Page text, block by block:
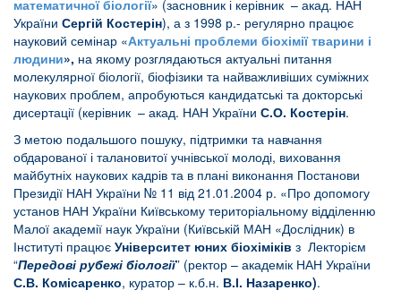
математичної біології» (засновник і керівник – акад. НАН
України Сергій Костерін), а з 1998 р.- регулярно працює
науковий семінар «Актуальні проблеми біохімії тварини і
людини», на якому розглядаються актуальні питання
молекулярної біології, біофізики та найважливіших суміжних
наукових проблем, апробуються кандидатські та докторські
дисертації (керівник – акад. НАН України С.О. Костерін.
З метою подальшого пошуку, підтримки та навчання
обдарованої і талановитої учнівської молоді, виховання
майбутніх наукових кадрів та в плані виконання Постанови
Президії НАН України № 11 від 21.01.2004 р. «Про допомогу
установ НАН України Київському територіальному відділенню
Малої академії наук України (Київській МАН «Дослідник) в
Інституті працює Університет юних біохіміків з Лекторієм
“Передові рубежі біології” (ректор – академік НАН України
С.В. Комісаренко, куратор – к.б.н. В.І. Назаренко).